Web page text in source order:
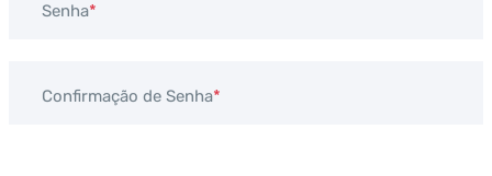
Senha
Confirmação de Senha